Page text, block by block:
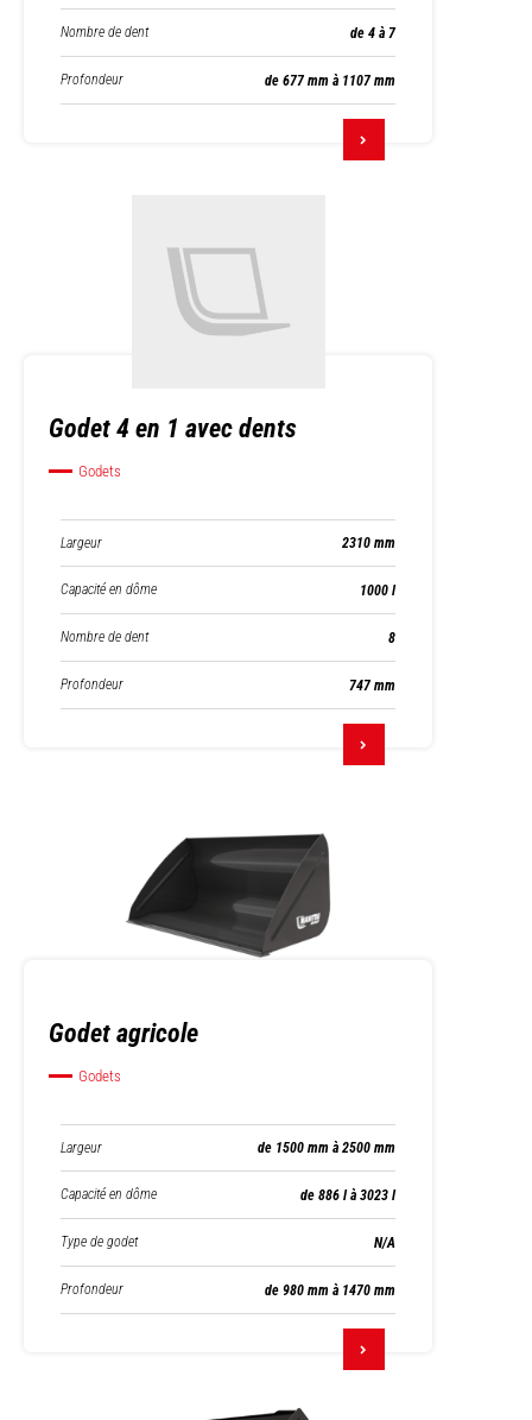
Nombre de dent de 4 à 7
Profondeur de 677 mm à 1107 mm
Godet 4 en 1 avec dents
Godets
Largeur 2310 mm
Capacité en dôme 1000 l
Nombre de dent 8
Profondeur 747 mm
Godet agricole
Godets
Largeur de 1500 mm à 2500 mm
Capacité en dôme de 886 l à 3023 l
Type de godet N/A
Profondeur de 980 mm à 1470 mm